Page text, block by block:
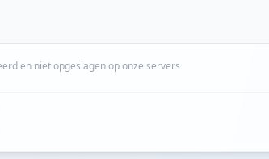
en niet opgeslagen op onze servers